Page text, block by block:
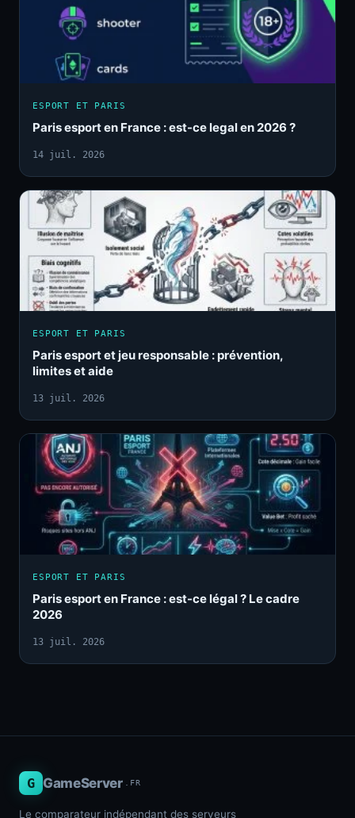
ESPORT ET PARIS
Paris esport en France : est-ce legal en 2026 ?
14 juil. 2026
ESPORT ET PARIS
Paris esport et jeu responsable : prévention,
limites et aide
13 juil. 2026
ESPORT ET PARIS
Paris esport en France : est-ce légal ? Le cadre
2026
13 juil. 2026
G GameServer .FR
Le comparateur indépendant des serveurs